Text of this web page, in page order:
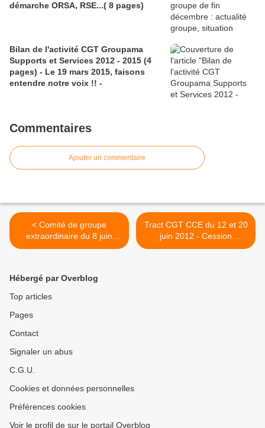
démarche ORSA, RSE...( 8 pages)
Bilan de l'activité CGT Groupama
Supports et Services 2012 - 2015 (4
pages) - Le 19 mars 2015, faisons
entendre notre voix !! -
Commentaires
Ajouter un commentaire
< Comité de groupe
extraordinaire du 8 juin
2012 - 5 pages -
d'activités, situation
Tract CGT CCE du 12 et 20
juin 2012 - Cession
Groupama Seguros, accord
Hébergé par Overblog
Top articles
Pages
Contact
Signaler un abus
C.G.U.
Cookies et données personnelles
Préférences cookies
Voir le profil de sur le portail Overblog